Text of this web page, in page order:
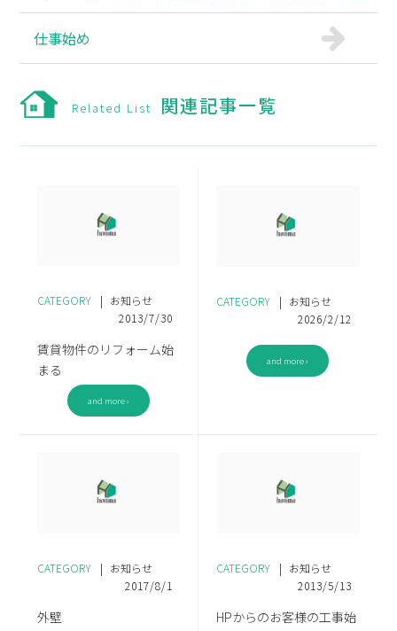
仕事始め
関連記事一覧
CATEGORY | お知らせ
2013/7/30
賃貸物件のリフォーム始
まる
and more ›
CATEGORY | お知らせ
2026/2/12
and more ›
CATEGORY | お知らせ
2017/8/1
外壁
CATEGORY | お知らせ
2013/5/13
HPからのお客様の工事始